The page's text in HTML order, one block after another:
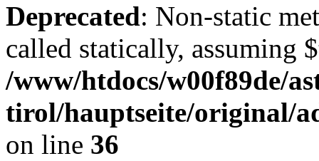
Deprecated: Non-static
called statically, assuming
/www/htdocs/w00f89de/
tirol/hauptseite/original/
on line 36